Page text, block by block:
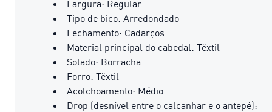
Largura: Regular
Tipo de bico: Arredondado
Fechamento: Cadarços
Material principal do cabedal: Têxtil
Solado: Borracha
Forro: Têxtil
Acolchoamento: Médio
Drop (desnível entre o calcanhar e o antepé):